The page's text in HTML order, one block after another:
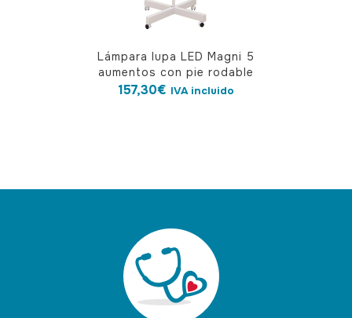
Lámpara lupa LED Magni 5
aumentos con pie rodable
157,30€ IVA incluido